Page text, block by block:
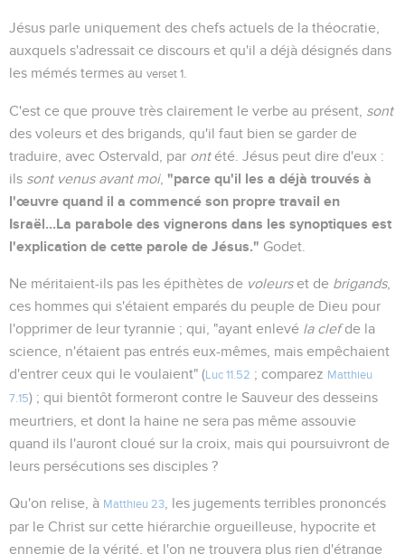
Jésus parle uniquement des chefs actuels de la théocratie,
auxquels s'adressait ce discours et qu'il a déjà désignés dans
les mémés termes au verset 1
C'est ce que prouve très clairement le verbe au présent, sont
des voleurs et des brigands, qu'il faut bien se garder de
traduire, avec Ostervald, par ontété. Jésus peut dire d'eux :
ils sont venus avant moi, "parce qu'il les a déjà trouvés à
l'œuvre quand il a commencé son propre travail en
Israël...La parabole des vignerons dans les synoptiques est
l'explication de cette parole de Jésus." Godet.
Ne méritaient-ils pas les épithètes de voleurset de brigands,
ces hommes qui s'étaient emparés du peuple de Dieu pour
l'opprimer de leur tyrannie ; qui, "ayant enlevé la clefde la
science, n'étaient pas entrés eux-mêmes, mais empêchaient
d'entrer ceux qui le voulaient" ( Luc 11.52 ; comparez Matthieu
7.15) ; qui bientôt formeront contre le Sauveur des desseins
meurtriers, et dont la haine ne sera pas même assouvie
quand ils l'auront cloué sur la croix, mais qui poursuivront de
leurs persécutions ses disciples ?
Qu'on relise, à Matthieu 23
, les jugements terribles prononcés
par le Christ sur cette hiérarchie orgueilleuse, hypocrite et
ennemie de la vérité, et l'on ne trouvera plus rien d'étrange